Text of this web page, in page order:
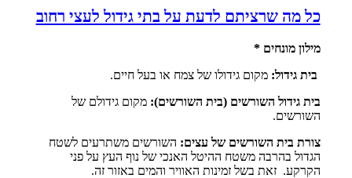
כל מה שרציתם לדעת על בתי גידול לעצי רחוב
מילון מונחים *
בית גידול:מקום גידולו של צמח או בעל חיים.
בית גידול השורשים (בית השורשים): מקום גידולם של
השורשים.
צורת בית השורשים של עצים: השורשים משתרעים לשטח
הגדול בהרבה משטח ההיטל האנכי של נוף העץ על פני
הקרקע. זאת בשל זמינות האוויר והמים באזור זה.